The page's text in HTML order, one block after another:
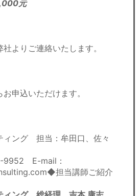
元
よりご連絡いたします。
申込いただけます。
ィング 担当：牟田口、佐々
9952 E-mail：
担当講師ご紹介